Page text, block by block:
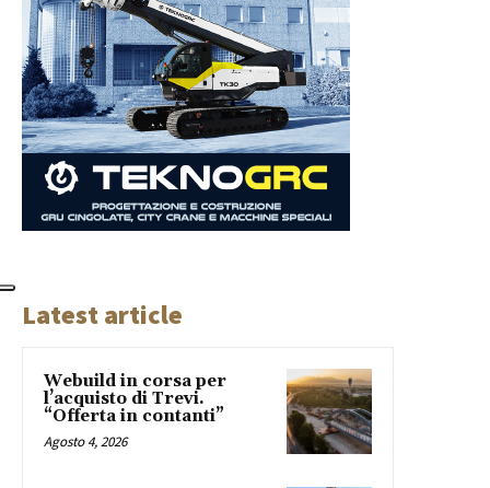
Latest article
Webuild in corsa per
l’acquisto di Trevi.
“Offerta in contanti”
Agosto 4, 2026